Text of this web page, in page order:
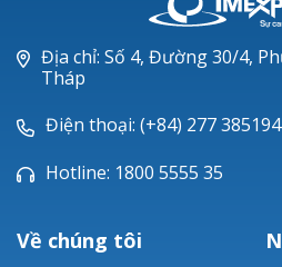
Piperacillin
Ticarlinat®
Zobacta®
Bacsulfo®
Địa chỉ: Số 4, Đường 30/4,
Tháp
Điện thoại: (+84) 277
Hotline: 1800 5555 35
Về chúng tôi